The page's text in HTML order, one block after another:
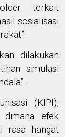
terkait
sosialisasi
”.
dilakukan
simulasi
.
(KIPI),
dimana efek
rasa hangat